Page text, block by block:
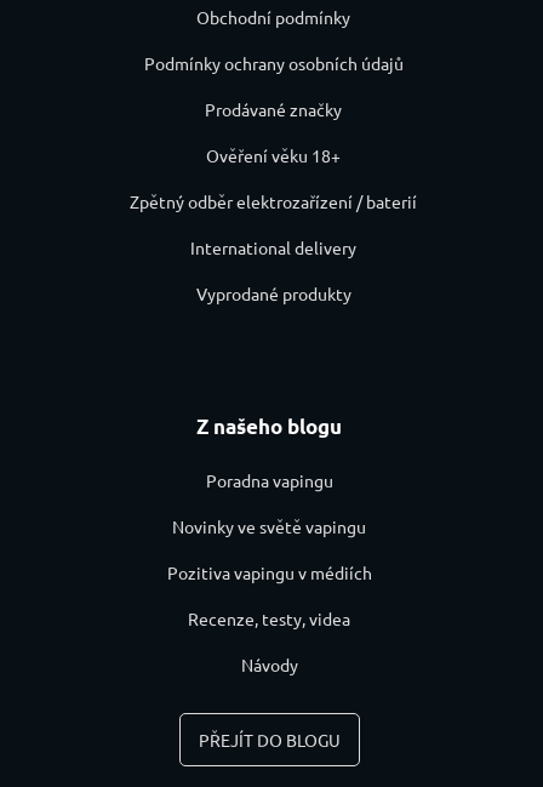
Obchodní podmínky
Podmínky ochrany osobních údajů
Prodávané značky
Ověření věku 18+
Zpětný odběr elektrozařízení / baterií
International delivery
Vyprodané produkty
Z našeho blogu
Poradna vapingu
Novinky ve světě vapingu
Pozitiva vapingu v médiích
Recenze, testy, videa
Návody
PŘEJÍT DO BLOGU